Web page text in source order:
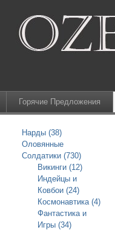
Горячие Предложения
Нарды (38)
Оловянные
Солдатики (730)
Викинги (12)
Индейцы и
Ковбои (24)
Космонавтика (4)
Фантастика и
Игры (34)